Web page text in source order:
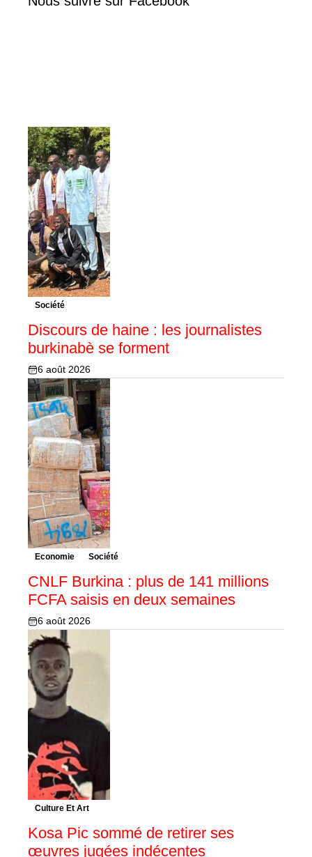
Société
Discours de haine : les journalistes
burkinabè se forment
6 août 2026
Economie Société
CNLF Burkina : plus de 141 millions
FCFA saisis en deux semaines
6 août 2026
Culture Et Art
Kosa Pic sommé de retirer ses
œuvres jugées indécentes